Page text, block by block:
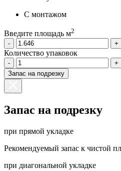
С монтажом
Введите площадь м2
-
+
Количество упаковок
-
+
Запас на подрезку
Запас на подрезку
при прямой укладке
Рекомендуемый запас к чистой
при диагональной укладке